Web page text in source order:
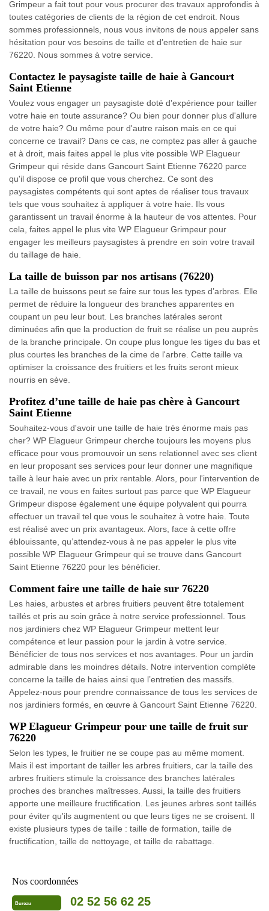
Grimpeur a fait tout pour vous procurer des travaux approfondis à
toutes catégories de clients de la région de cet endroit. Nous
sommes professionnels, nous vous invitons de nous appeler sans
hésitation pour vos besoins de taille et d’entretien de haie sur
76220. Nous sommes à votre service.
Contactez le paysagiste taille de haie à Gancourt
Saint Etienne
Voulez vous engager un paysagiste doté d'expérience pour tailler
votre haie en toute assurance? Ou bien pour donner plus d'allure
de votre haie? Ou même pour d'autre raison mais en ce qui
concerne ce travail? Dans ce cas, ne comptez pas aller à gauche
et à droit, mais faites appel le plus vite possible WP Elagueur
Grimpeur qui réside dans Gancourt Saint Etienne 76220 parce
qu'il dispose ce profil que vous cherchez. Ce sont des
paysagistes compétents qui sont aptes de réaliser tous travaux
tels que vous souhaitez à appliquer à votre haie. Ils vous
garantissent un travail énorme à la hauteur de vos attentes. Pour
cela, faites appel le plus vite WP Elagueur Grimpeur pour
engager les meilleurs paysagistes à prendre en soin votre travail
du taillage de haie.
La taille de buisson par nos artisans (76220)
La taille de buissons peut se faire sur tous les types d’arbres. Elle
permet de réduire la longueur des branches apparentes en
coupant un peu leur bout. Les branches latérales seront
diminuées afin que la production de fruit se réalise un peu auprès
de la branche principale. On coupe plus longue les tiges du bas et
plus courtes les branches de la cime de l'arbre. Cette taille va
optimiser la croissance des fruitiers et les fruits seront mieux
nourris en sève.
Profitez d’une taille de haie pas chère à Gancourt
Saint Etienne
Souhaitez-vous d'avoir une taille de haie très énorme mais pas
cher? WP Elagueur Grimpeur cherche toujours les moyens plus
efficace pour vous promouvoir un sens relationnel avec ses client
en leur proposant ses services pour leur donner une magnifique
taille à leur haie avec un prix rentable. Alors, pour l'intervention de
ce travail, ne vous en faites surtout pas parce que WP Elagueur
Grimpeur dispose également une équipe polyvalent qui pourra
effectuer un travail tel que vous le souhaitez à votre haie. Toute
est réalisé avec un prix avantageux. Alors, face à cette offre
éblouissante, qu’attendez-vous à ne pas appeler le plus vite
possible WP Elagueur Grimpeur qui se trouve dans Gancourt
Saint Etienne 76220 pour les bénéficier.
Comment faire une taille de haie sur 76220
Les haies, arbustes et arbres fruitiers peuvent être totalement
taillés et pris au soin grâce à notre service professionnel. Tous
nos jardiniers chez WP Elagueur Grimpeur mettent leur
compétence et leur passion pour le jardin à votre service.
Bénéficier de tous nos services et nos avantages. Pour un jardin
admirable dans les moindres détails. Notre intervention complète
concerne la taille de haies ainsi que l’entretien des massifs.
Appelez-nous pour prendre connaissance de tous les services de
nos jardiniers formés, en œuvre à Gancourt Saint Etienne 76220.
WP Elagueur Grimpeur pour une taille de fruit sur
76220
Selon les types, le fruitier ne se coupe pas au même moment.
Mais il est important de tailler les arbres fruitiers, car la taille des
arbres fruitiers stimule la croissance des branches latérales
proches des branches maîtresses. Aussi, la taille des fruitiers
apporte une meilleure fructification. Les jeunes arbres sont taillés
pour éviter qu'ils augmentent ou que leurs tiges ne se croisent. Il
existe plusieurs types de taille : taille de formation, taille de
fructification, taille de nettoyage, et taille de rabattage.
Nos coordonnées
Bureau 02 52 56 62 25